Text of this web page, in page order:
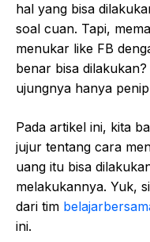
hal yang bisa
soal cuan. Tapi,
menukar like FB
benar bisa
ujungnya hanya
Pada artikel ini, kita
jujur tentang cara
uang itu bisa
melakukannya. Yuk,
dari tim
ini.